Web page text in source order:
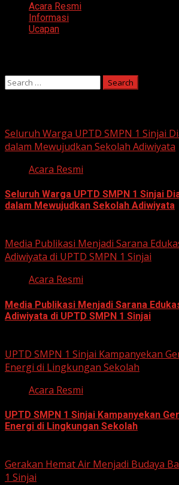
Acara Resmi
Informasi
Ucapan
Search
Seluruh Warga UPTD SMPN 1 Sinjai
dalam Mewujudkan Sekolah Adiwiyata
Acara Resmi
Seluruh Warga UPTD SMPN 1 Sinjai
dalam Mewujudkan Sekolah Adiwiyata
Media Publikasi Menjadi Sarana
Adiwiyata di UPTD SMPN 1 Sinjai
Acara Resmi
Media Publikasi Menjadi Sarana
Adiwiyata di UPTD SMPN 1 Sinjai
UPTD SMPN 1 Sinjai Kampanyekan
Energi di Lingkungan Sekolah
Acara Resmi
UPTD SMPN 1 Sinjai Kampanyekan
Energi di Lingkungan Sekolah
Gerakan Hemat Air Menjadi Budaya
1 Sinjai